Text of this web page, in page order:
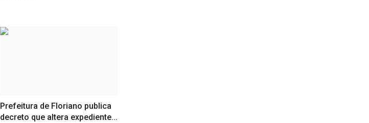
Prefeitura de Floriano publica
decreto que altera expediente...